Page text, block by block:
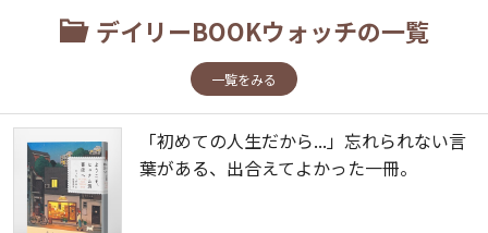
デイリーBOOKウォッチの一覧
一覧をみる
「初めての人生だから...」忘れられない言
葉がある、出合えてよかった一冊。